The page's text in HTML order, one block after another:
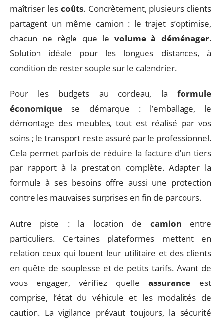
maîtriser lescoûts. Concrètement, plusieurs clients
partagent un même camion : le trajet s’optimise,
chacun ne règle que le volume à déménager.
Solution idéale pour les longues distances, à
condition de rester souple sur le calendrier.
Pour les budgets au cordeau, la formule
économique se démarque : l’emballage, le
démontage des meubles, tout est réalisé par vos
soins ; le transport reste assuré par le professionnel.
Cela permet parfois de réduire la facture d’un tiers
par rapport à la prestation complète. Adapter la
formule à ses besoins offre aussi une protection
contre les mauvaises surprises en fin de parcours.
Autre piste : la location de camion entre
particuliers. Certaines plateformes mettent en
relation ceux qui louent leur utilitaire et des clients
en quête de souplesse et de petits tarifs. Avant de
vous engager, vérifiez quelle assurance est
comprise, l’état du véhicule et les modalités de
caution. La vigilance prévaut toujours, la sécurité